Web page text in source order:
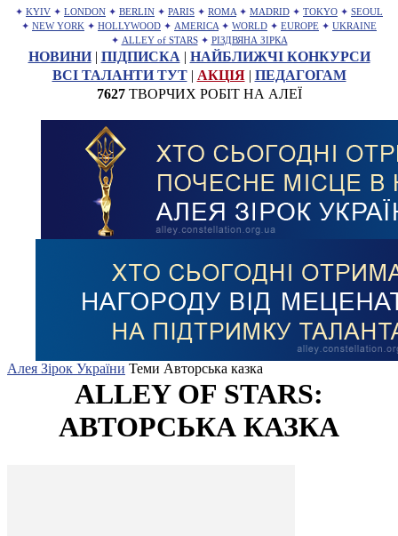
✦ KYIV ✦ LONDON ✦ BERLIN ✦ PARIS ✦ ROMA ✦ MADRID ✦ TOKYO ✦ SEOUL
✦ NEW YORK ✦ HOLLYWOOD ✦ AMERICA ✦ WORLD ✦ EUROPE ✦ UKRAINE
✦ ALLEY of STARS ✦ РІЗДВЯНА ЗІРКА
НОВИНИ| ПІДПИСКА | НАЙБЛИЖЧІ КОНКУРСИ
ВСІ ТАЛАНТИ ТУТ| АКЦІЯ| ПЕДАГОГАМ
7627ТВОРЧИХ РОБІТ НА АЛЕЇ
Алея Зірок України Теми Авторська казка
ALLEY OF STARS:
АВТОРСЬКА КАЗКА